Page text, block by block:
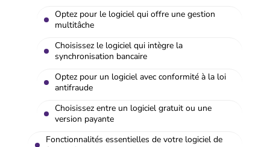
Optez pour le logiciel qui offre une gestion
multitâche
Choisissez le logiciel qui intègre la
synchronisation bancaire
Optez pour un logiciel avec conformité à la loi
antifraude
Choisissez entre un logiciel gratuit ou une
version payante
Fonctionnalités essentielles de votre logiciel de